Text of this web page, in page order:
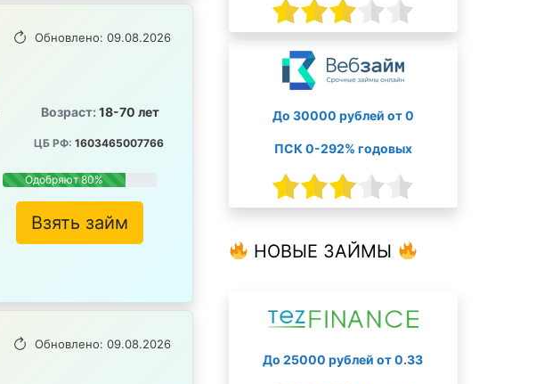
Обновлено: 09.08.2026
Возраст: 18-70 лет
ЦБ РФ: 1603465007766
Одобряют 80%
Взять займ
Обновлено: 09.08.2026
До 30000 рублей от 0
ПСК 0-292% годовых
НОВЫЕ ЗАЙМЫ
До 25000 рублей от 0.33